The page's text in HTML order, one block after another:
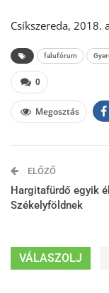
Csíkszereda, 2018.
falufórum
0
Megosztás
ELŐZŐ
Hargitafürdő egyik
Székelyföldnek
VÁLASZOLJ